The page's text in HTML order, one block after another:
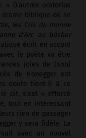
» D'autres oratorios
drame biblique où se
les Cris du monde
d'Arc au bûcher
écrit en accord
le poète va être
joies de (son)
de Honegger est
doute tient-il à ce
dit, s'est « efforcé
tout en intéressant
rien de passager
y sera fidèle. La
avec un nouvel